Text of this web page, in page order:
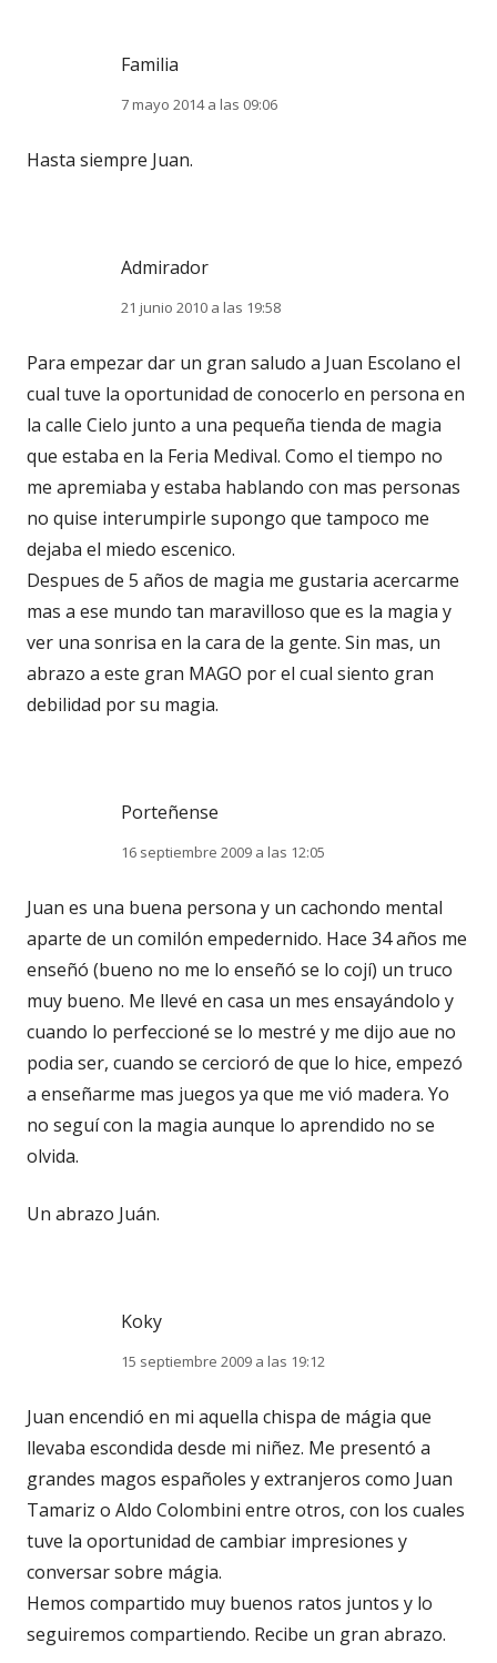
Familia
7 mayo 2014 a las 09:06
Hasta siempre Juan.
Admirador
21 junio 2010 a las 19:58
Para empezar dar un gran saludo a Juan Escolano el
cual tuve la oportunidad de conocerlo en persona en
la calle Cielo junto a una pequeña tienda de magia
que estaba en la Feria Medival. Como el tiempo no
me apremiaba y estaba hablando con mas personas
no quise interumpirle supongo que tampoco me
dejaba el miedo escenico.
Despues de 5 años de magia me gustaria acercarme
mas a ese mundo tan maravilloso que es la magia y
ver una sonrisa en la cara de la gente. Sin mas, un
abrazo a este gran MAGO por el cual siento gran
debilidad por su magia.
Porteñense
16 septiembre 2009 a las 12:05
Juan es una buena persona y un cachondo mental
aparte de un comilón empedernido. Hace 34 años me
enseñó (bueno no me lo enseñó se lo cojí) un truco
muy bueno. Me llevé en casa un mes ensayándolo y
cuando lo perfeccioné se lo mestré y me dijo aue no
podia ser, cuando se cercioró de que lo hice, empezó
a enseñarme mas juegos ya que me vió madera. Yo
no seguí con la magia aunque lo aprendido no se
olvida.
Un abrazo Juán.
Koky
15 septiembre 2009 a las 19:12
Juan encendió en mi aquella chispa de mágia que
llevaba escondida desde mi niñez. Me presentó a
grandes magos españoles y extranjeros como Juan
Tamariz o Aldo Colombini entre otros, con los cuales
tuve la oportunidad de cambiar impresiones y
conversar sobre mágia.
Hemos compartido muy buenos ratos juntos y lo
seguiremos compartiendo. Recibe un gran abrazo.